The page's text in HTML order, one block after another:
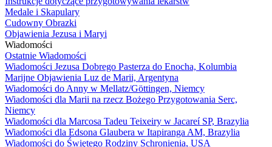
Medale i Skapulary
Cudowny Obrazki
Objawienia Jezusa i Maryi
Wiadomości
Ostatnie Wiadomości
Wiadomości Jezusa Dobrego Pasterza do Enocha, Kolumbia
Marijne Objawienia Luz de Marii, Argentyna
Wiadomości do Anny w Mellatz/Göttingen, Niemcy
Wiadomości dla Marii na rzecz Bożego Przygotowania Serc,
Niemcy
Wiadomości dla Marcosa Tadeu Teixeiry w Jacareí SP, Brazylia
Wiadomości dla Edsona Glaubera w Itapiranga AM, Brazylia
Wiadomości do Świętego Rodziny Schronienia, USA